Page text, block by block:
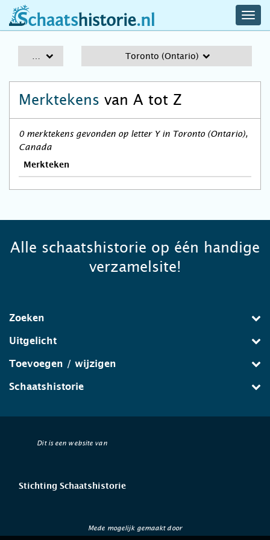
schaatshistorie.nl
Toronto (Ontario)
Merktekens van A tot Z
0 merktekens gevonden op letter Y in Toronto (Ontario),
Canada
Merkteken
Alle schaatshistorie op één handige
verzamelsite!
Zoeken
Uitgelicht
Toevoegen / wijzigen
Schaatshistorie
Dit is een website van
Stichting Schaatshistorie
Mede mogelijk gemaakt door